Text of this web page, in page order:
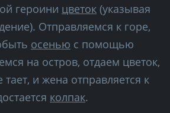
героини цветок (указывая
Отправляемся к горе,
осенью с помощью
на остров, отдаем цветок,
и жена отправляется к
колпак.